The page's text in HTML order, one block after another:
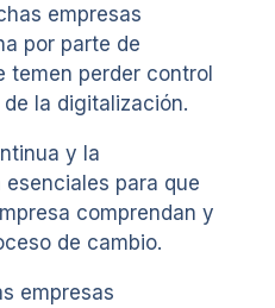
empresas
por parte de
temen perder control
la digitalización.
y la
para que
comprendan y
de cambio.
empresas